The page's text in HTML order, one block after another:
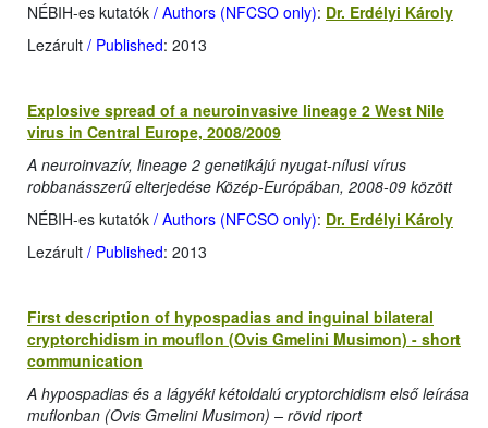
NÉBIH-es kutatók / Authors (NFCSO only): Dr. Erdélyi Károly
Lezárult / Published: 2013
Explosive spread of a neuroinvasive lineage 2 West Nile
virus in Central Europe, 2008/2009
A neuroinvazív, lineage 2 genetikájú nyugat-nílusi vírus
robbanásszerű elterjedése Közép-Európában, 2008-09 között
NÉBIH-es kutatók / Authors (NFCSO only): Dr. Erdélyi Károly
Lezárult / Published: 2013
First description of hypospadias and inguinal bilateral
cryptorchidism in mouflon (Ovis Gmelini Musimon) - short
communication
A hypospadias és a lágyéki kétoldalú cryptorchidism első leírása
muflonban (Ovis Gmelini Musimon) – rövid riport